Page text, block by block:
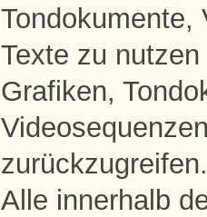
Tondokumente,
Texte zu
Grafiken,
zurückzugreifen.
Alle innerhalb